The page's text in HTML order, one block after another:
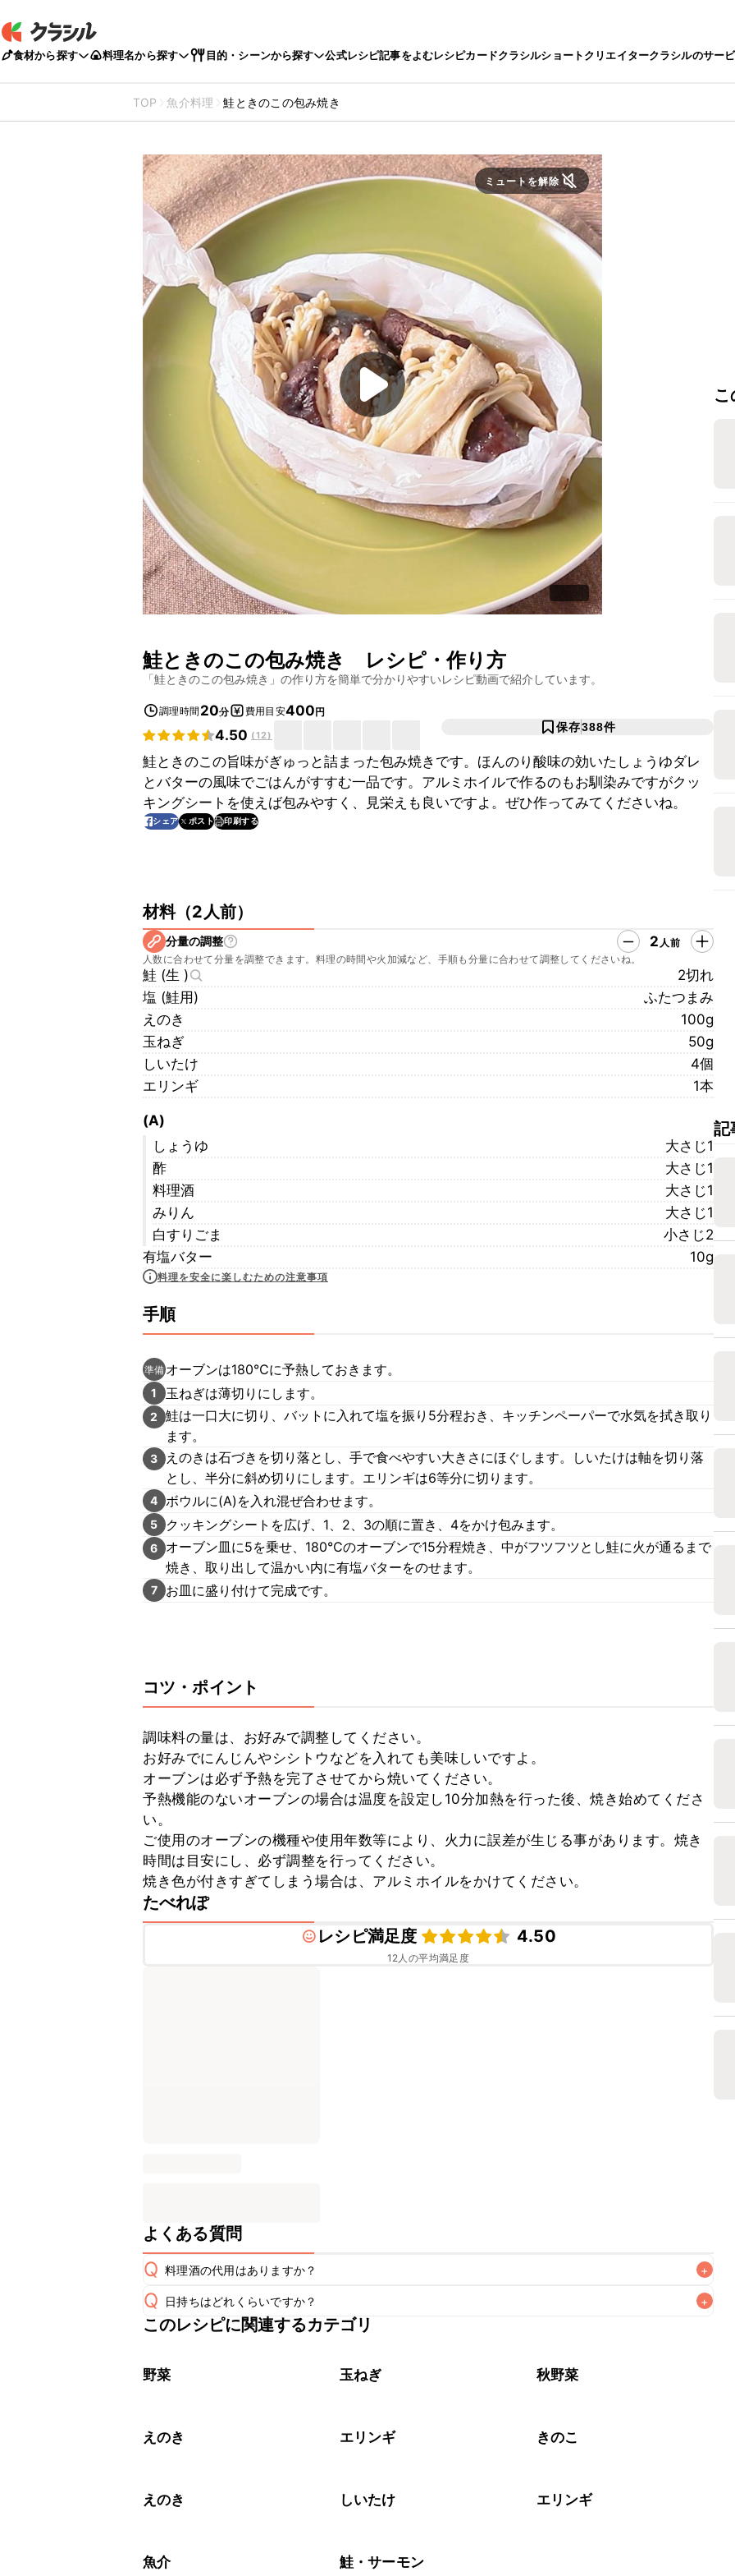
食材から探す 料理名から探す 目的・シーンから探す 公式レシピ記事をよむレシピカードクラシルショートクリエイタークラシルのサー
TOP 魚介料理 鮭ときのこの包み焼き
ミュートを解除
鮭ときのこの包み焼き レシピ・作り方
「鮭ときのこの包み焼き 」の作り方を簡単で分かりやすいレシピ動画で紹介しています。
調理時間 20分 費用目安400円
4.50 (12)
保存388件
鮭ときのこの旨味がぎゅっと詰まった包み焼きです。ほんのり酸味の効いたしょうゆダレ
とバターの風味でごはんがすすむ一品です。アルミホイルで作るのもお馴染みですがクッ
キングシートを使えば包みやすく、見栄えも良いですよ。ぜひ作ってみてくださいね。
シェア ポスト 印刷する
材料（2人前）
分量の調整 2 人前
人数に合わせて分量を調整できます。料理の時間や火加減など、手順も分量に合わせて調整してくださいね。
鮭 (生 )
2切れ
塩 (鮭用)
ふたつまみ
えのき
100g
玉ねぎ
50g
しいたけ
4個
エリンギ
1本
(A)
しょうゆ
大さじ1
酢
大さじ1
料理酒
大さじ1
みりん
大さじ1
白すりごま
小さじ2
有塩バター
10g
料理を安全に楽しむための注意事項
手順
準備 オーブンは180℃に予熱しておきます。
1 玉ねぎは薄切りにします。
2
鮭は一口大に切り、バットに入れて塩を振り5分程おき、キッチンペーパーで水気を拭き取り
ます。
3
えのきは石づきを切り落とし、手で食べやすい大きさにほぐします。しいたけは軸を切り落
とし、半分に斜め切りにします。エリンギは6等分に切ります。
4 ボウルに(A)を入れ混ぜ合わせます。
5 クッキングシートを広げ、1、2、3の順に置き、4をかけ包みます。
6
オーブン皿に5を乗せ、180℃のオーブンで15分程焼き、中がフツフツとし鮭に火が通るまで
焼き、取り出して温かい内に有塩バターをのせます。
7 お皿に盛り付けて完成です。
コツ・ポイント
調味料の量は、お好みで調整してください。
お好みでにんじんやシシトウなどを入れても美味しいですよ。
オーブンは必ず予熱を完了させてから焼いてください。
予熱機能のないオーブンの場合は温度を設定し10分加熱を行った後、焼き始めてくださ
い。
ご使用のオーブンの機種や使用年数等により、火力に誤差が生じる事があります。焼き
時間は目安にし、必ず調整を行ってください。
焼き色が付きすぎてしまう場合は、アルミホイルをかけてください。
たべれぽ
レシピ満足度
4.50
12人の平均満足度
よくある質問
Q 料理酒の代用はありますか？ +
A
Q 日持ちはどれくらいですか？ +
保存期間は冷蔵で翌日中が目安です。なるべくお早めにお召し上がりください。
※日持ちは目安です。
このレシピに関連するカテゴリ
野菜 玉ねぎ 秋野菜
えのき エリンギ きのこ
えのき しいたけ エリンギ
魚介 鮭・サーモン
記